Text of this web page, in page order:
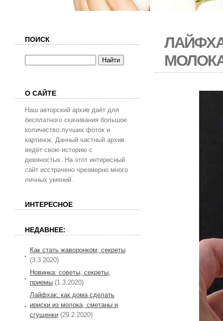
ПОИСК
О САЙТЕ
Наш авторский архив даёт для
бесплатного скачивания большое
количество лучших фоток и
картинок. Данный частный архив
ведёт свою историю с
девяностых. На этот интересный
сайт исстрачено чрезмерно много
личных умений.
ИНТЕРЕСНОЕ
НЕДАВНЕЕ:
Как стать жаворонком, секреты
(3.3.2020)
Новинка: советы, секреты,
приемы (1.3.2020)
Лайфхак: как дома сделать
ириски из молока, сметаны и
сгущенки (29.2.2020)